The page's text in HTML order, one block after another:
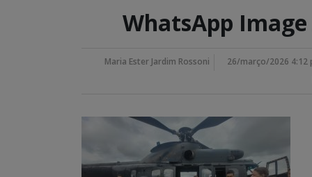
WhatsApp Image
Maria Ester Jardim Rossoni 26/março/2026 4:12